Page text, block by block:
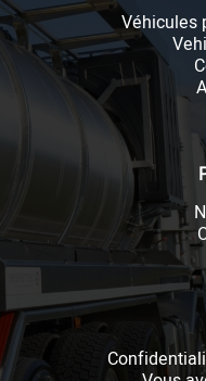
Véhicules